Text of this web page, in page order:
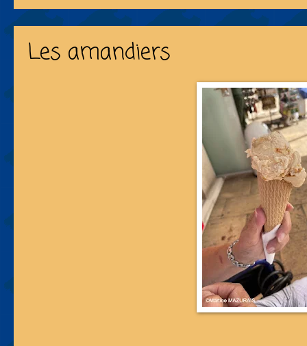
Les amandiers